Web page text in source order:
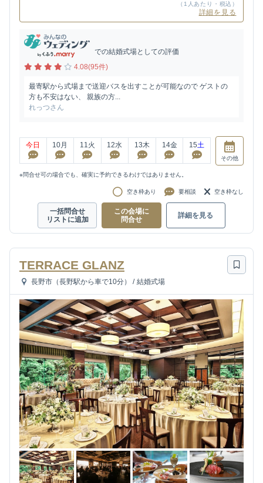
（1人あたり・税込）
詳細を見る
での結婚式場としての評価
4.08(95件)
最寄駅から式場まで送迎バスを出すことが可能なので ゲストの
方も不安はない、 親族の方...
れっつさん
今日 10月 11火 12水 13木 14金 15土
その他
※問合せ可の場合でも、確実に予約できるわけではありません。
空き枠あり 要相談 空き枠なし
一括問合せ
リストに追加
この会場に
問合せ
詳細を見る
TERRACE GLANZ
長野市（長野駅から車で10分） / 結婚式場